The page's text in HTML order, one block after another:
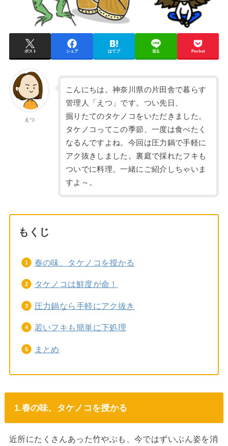
ポスト シェア はてブ 送る Pocket
えつ
こんにちは。神奈川県の片田舎で暮らす
管理人「えつ」です。つい先日、
掘りたてのタケノコをいただきました。
タケノコってこの季節、一度は食べたく
なるんですよね。今回は圧力鍋で手軽に
アク抜きしました。裏庭で採れたフキも
ついでに料理。一緒にご紹介しちゃいま
すよ～。
もくじ
春の味、タケノコを授かる
タケノコは鮮度が命！
圧力鍋なら手軽にアク抜き
若いフキも簡単に下処理
まとめ
1.春の味、タケノコを授かる
近所にたくさんあった竹やぶも、今ではずいぶん姿を消